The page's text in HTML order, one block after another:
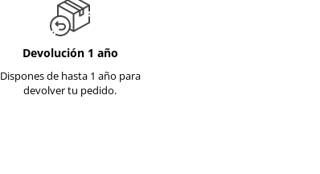
Devolución 1 año
Dispones de hasta 1 año para
devolver tu pedido.